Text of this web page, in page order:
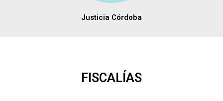
Justicia Córdoba
FISCALÍAS